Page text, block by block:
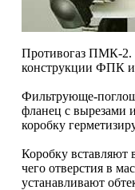
Противогаз ПМК-2.
конструкции ФПК и
Фильтрующе-
фланец с вырезами
коробку
Коробку вставляют
чего отверстия в
устанавливают